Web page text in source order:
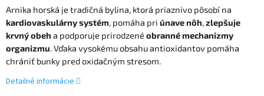
Arnika horská je tradičná bylina, ktorá priaznivo pôsobí na
kardiovaskulárny systém, pomáha pri únave nôh,zlepšuje
krvný obeh a podporuje prirodzené obranné mechanizmy
organizmu. Vďaka vysokému obsahu antioxidantov pomáha
chrániť bunky pred oxidačným stresom.
Detailné informácie